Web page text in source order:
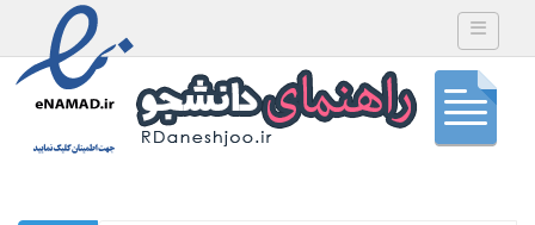
Toggle navigation